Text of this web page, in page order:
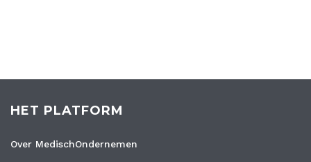
HET PLATFORM
Over MedischOndernemen